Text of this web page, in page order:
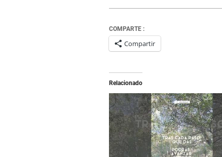
COMPARTE :
Compartir
Relacionado